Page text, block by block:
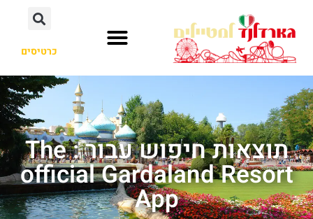
כרטיסים
תוצאות חיפוש עבור : The
official Gardaland Resort
App